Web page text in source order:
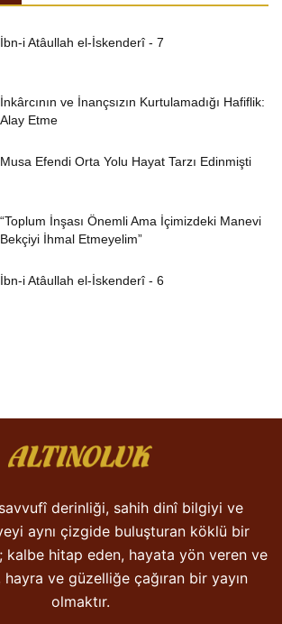
İbn-i Atâullah el-İskenderî - 7
İnkârcının ve İnançsızın Kurtulamadığı Hafiflik:
Alay Etme
Musa Efendi Orta Yolu Hayat Tarzı Edinmişti
“Toplum İnşası Önemli Ama İçimizdeki Manevi
Bekçiyi İhmal Etmeyelim”
İbn-i Atâullah el-İskenderî - 6
derinliği, sahih dinî bilgiyi ve
aynı çizgide buluşturan köklü bir
kalbe hitap eden, hayata yön veren ve
hayra ve güzelliğe çağıran bir yayın
olmaktır.